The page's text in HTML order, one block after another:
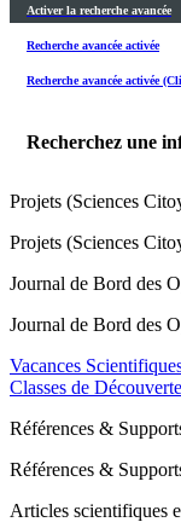
Activer la recherche avancée
Recherche avancée activée
Recherche avancée activée
Recherchez une
Projets (Sciences
Projets (Sciences
Journal de Bord des
Journal de Bord des
Vacances
Classes de
Références &
Références &
Articles scientifiques